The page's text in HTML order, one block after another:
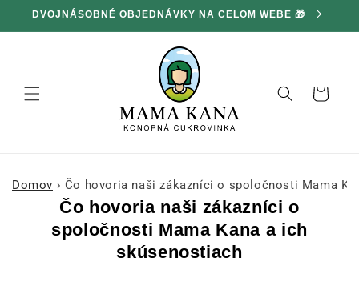
a prejsť
na obsah
100 G ZADARMO ZA KAŽDÝCH 100 € NÁKUPU 🔥
Košík
Domov › Čo hovoria naši zákazníci o spoločnosti Mama
Čo hovoria naši zákazníci o
spoločnosti Mama Kana a ich
skúsenostiach